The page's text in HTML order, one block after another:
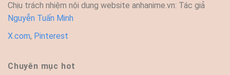
Chịu trách nhiệm nội dung website anhanime.vn: Tác giả
Nguyễn Tuấn Minh
X.com, Pinterest
Chuyên mục hot